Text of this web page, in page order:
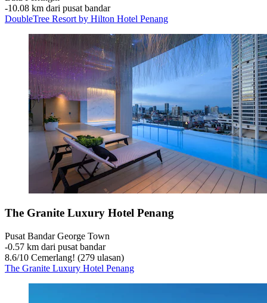
‐10.08 km dari pusat bandar
DoubleTree Resort by Hilton Hotel Penang
The Granite Luxury Hotel Penang
Pusat Bandar George Town
‐0.57 km dari pusat bandar
8.6/10 Cemerlang! (279 ulasan)
The Granite Luxury Hotel Penang